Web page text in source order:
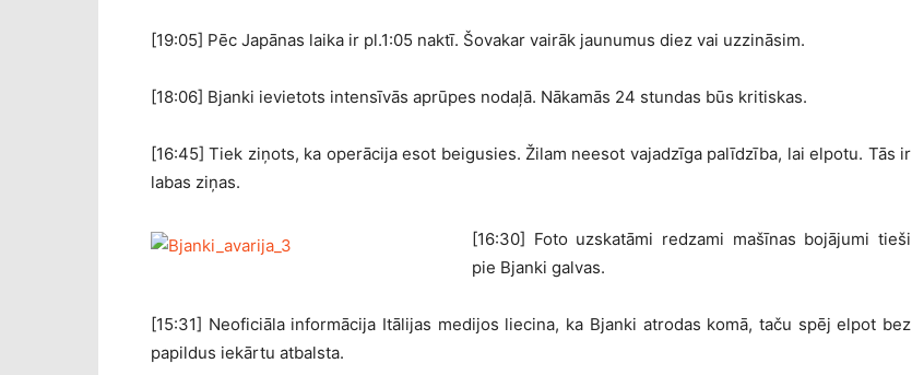
[19:05] Pēc Japānas laika ir pl.1:05 naktī. Šovakar vairāk jaunumus diez vai uzzināsim.
[18:06] Bjanki ievietots intensīvās aprūpes nodaļā. Nākamās 24 stundas būs kritiskas.
[16:45] Tiek ziņots, ka operācija esot beigusies. Žilam neesot vajadzīga palīdzība, lai elpotu. Tās ir
labas ziņas.
[16:30] Foto uzskatāmi redzami mašīnas bojājumi tieši
pie Bjanki galvas.
[15:31] Neoficiāla informācija Itālijas medijos liecina, ka Bjanki atrodas komā, taču spēj elpot bez
papildus iekārtu atbalsta.